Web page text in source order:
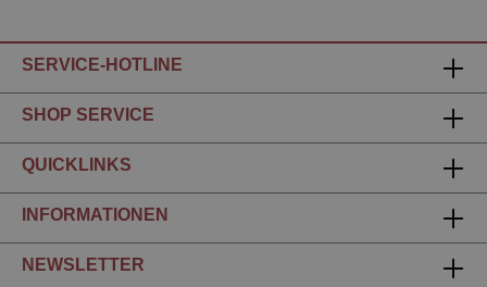
SERVICE-HOTLINE
SHOP SERVICE
QUICKLINKS
INFORMATIONEN
NEWSLETTER